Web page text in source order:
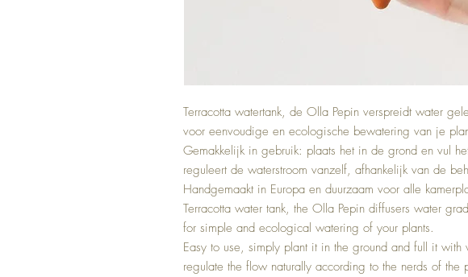
Terracotta watertank, de Olla Pepin verspreidt water
voor eenvoudige en ecologische bewatering van je
Gemakkelijk in gebruik: plaats het in de grond en vul
reguleert de waterstroom vanzelf, afhankelijk van de
Handgemaakt in Europa en duurzaam voor alle
Terracotta water tank, the Olla Pepin diffusers water
for simple and ecological watering of your plants.
Easy to use, simply plant it in the ground and full it
regulate the flow naturally according to the nerds of the